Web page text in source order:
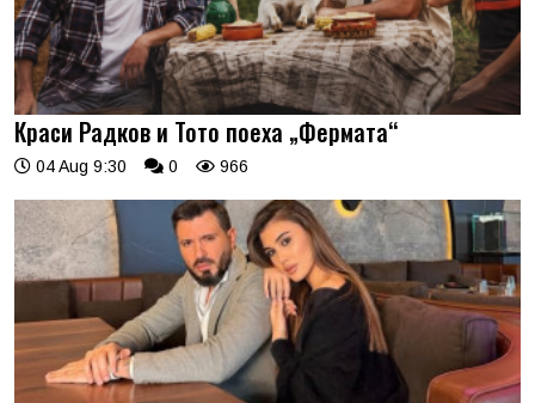
Краси Радков и Тото поеха „Фермата“
04 Aug 9:30 0 966